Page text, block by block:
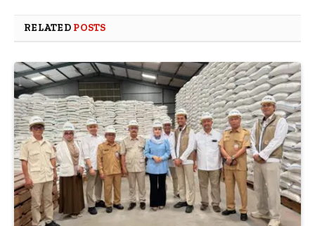
RELATED POSTS